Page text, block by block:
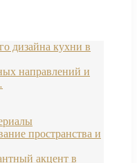
дизайна кухни в
направлений и
пространства и
акцент в